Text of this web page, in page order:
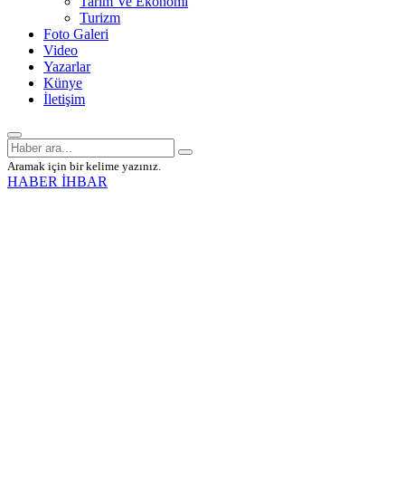
Turizm
Foto Galeri
Video
Yazarlar
Künye
İletişim
Aramak için bir kelime yazınız.
HABER İHBAR